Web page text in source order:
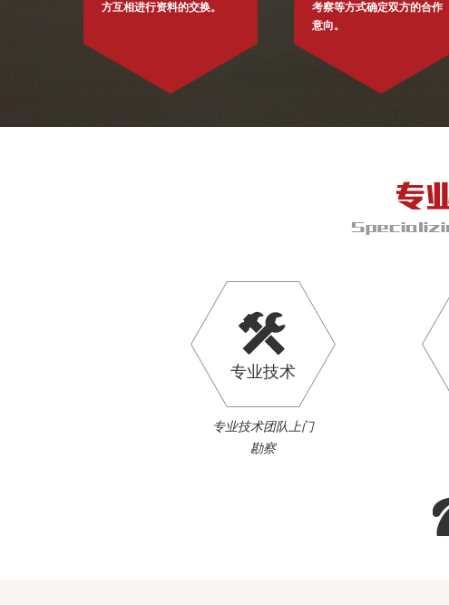
方互相进行资料的交换。
考察等方式确定双方的合作
意向。
专业技术
专业技术团队上门
勘察